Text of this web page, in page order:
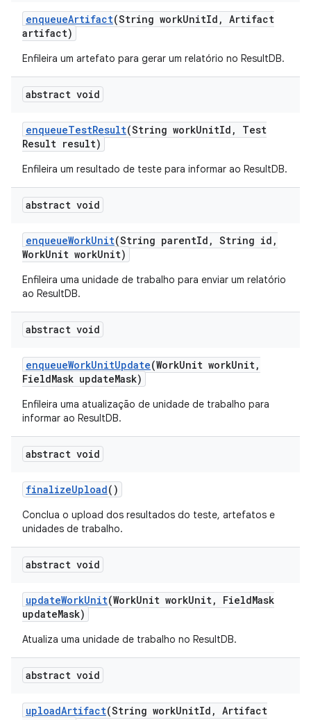
enqueueArtifact(String workUnitId , Artifact
artifact)
Enfileira um artefato para gerar um relatório no ResultDB.
abstract void
enqueueTestResult(String workUnitId ,
Test
Result result)
Enfileira um resultado de teste para informar ao ResultDB.
abstract void
enqueueWorkUnit(String parentId , String id ,
WorkUnit workUnit)
Enfileira uma unidade de trabalho para enviar um relatório
ao ResultDB.
abstract void
enqueueWorkUnitUpdate(WorkUnit workUnit,
FieldMask updateMask)
Enfileira uma atualização de unidade de trabalho para
informar ao ResultDB.
abstract void
finalizeUpload()
Conclua o upload dos resultados do teste, artefatos e
unidades de trabalho.
abstract void
updateWorkUnit(WorkUnit workUnit, FieldMask
updateMask)
Atualiza uma unidade de trabalho no ResultDB.
abstract void
uploadArtifact(String workUnitId , Artifact